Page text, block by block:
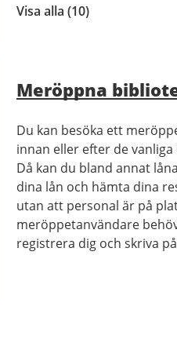
Visa alla inom
(10)
Meröppna
Du kan besöka ett
innan eller efter de
Då kan du bland annat
dina lån och hämta dina
utan att personal är på
meröppetanvändare
registrera dig och skriva